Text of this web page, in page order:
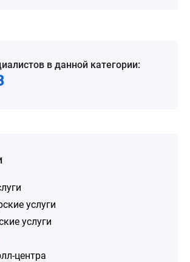
в данной категории:
услуги
услуги
центра